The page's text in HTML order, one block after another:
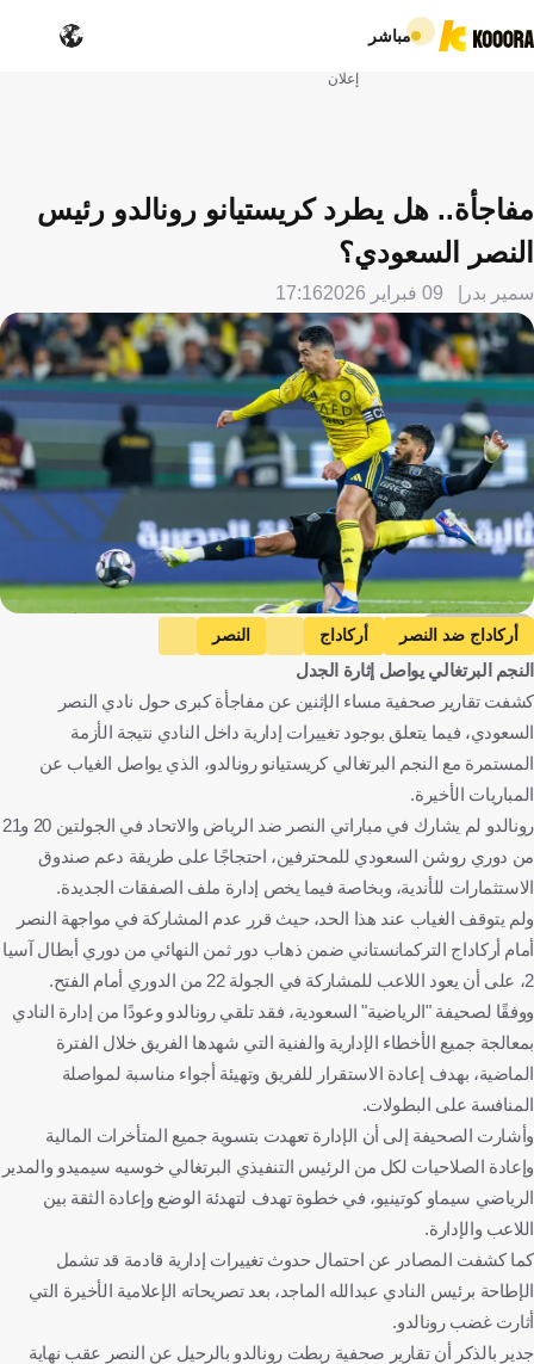
مباشر
إعلان
مفاجأة.. هل يطرد كريستيانو رونالدو رئيس
النصر السعودي؟
سمير بدر 09 فبراير 2026 17:16
Getty Images
أركاداج ضد النصر أركاداج
النصر
دوري أبطال آسيا 2
الفتح ضد النصر
دوري روشن السعودي
كريستيانو رونالدو
تركمانستان
المملكة العربية السعودية
البرتغال
النجم البرتغالي يواصل إثارة الجدل
كشفت تقارير صحفية مساء الإثنين عن مفاجأة كبرى حول نادي النصر
السعودي، فيما يتعلق بوجود تغييرات إدارية داخل النادي نتيجة الأزمة
المستمرة مع النجم البرتغالي كريستيانو رونالدو، الذي يواصل الغياب عن
المباريات الأخيرة.
رونالدو لم يشارك في مباراتي النصر ضد الرياض والاتحاد في الجولتين 20 و21
من دوري روشن السعودي للمحترفين، احتجاجًا على طريقة دعم صندوق
الاستثمارات للأندية، وبخاصة فيما يخص إدارة ملف الصفقات الجديدة.
ولم يتوقف الغياب عند هذا الحد، حيث قرر عدم المشاركة في مواجهة النصر
أمام أركاداج التركمانستاني ضمن ذهاب دور ثمن النهائي من دوري أبطال آسيا
2، على أن يعود اللاعب للمشاركة في الجولة 22 من الدوري أمام الفتح.
ووفقًا لصحيفة "الرياضية" السعودية، فقد تلقي رونالدو وعودًا من إدارة النادي
بمعالجة جميع الأخطاء الإدارية والفنية التي شهدها الفريق خلال الفترة
الماضية، بهدف إعادة الاستقرار للفريق وتهيئة أجواء مناسبة لمواصلة
المنافسة على البطولات.
وأشارت الصحيفة إلى أن الإدارة تعهدت بتسوية جميع المتأخرات المالية
وإعادة الصلاحيات لكل من الرئيس التنفيذي البرتغالي خوسيه سيميدو والمدير
الرياضي سيماو كوتينيو، في خطوة تهدف لتهدئة الوضع وإعادة الثقة بين
اللاعب والإدارة.
كما كشفت المصادر عن احتمال حدوث تغييرات إدارية قادمة قد تشمل
الإطاحة برئيس النادي عبدالله الماجد، بعد تصريحاته الإعلامية الأخيرة التي
أثارت غضب رونالدو.
جدير بالذكر أن تقارير صحفية ربطت رونالدو بالرحيل عن النصر عقب نهاية